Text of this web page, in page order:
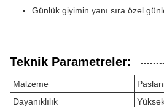
Günlük giyimin yanı sıra özel
Teknik Parametreler:
Malzeme
Dayanıklılık